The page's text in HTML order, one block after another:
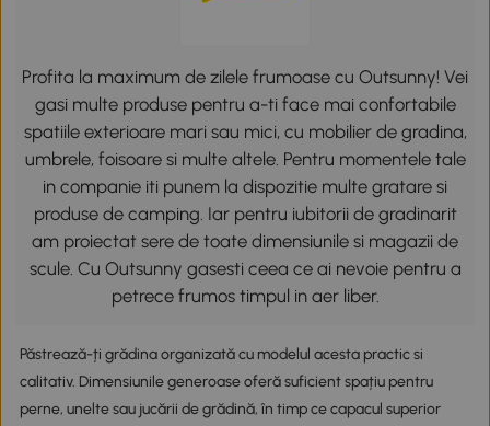
Profita la maximum de zilele frumoase cu Outsunny! Vei
gasi multe produse pentru a-ti face mai confortabile
spatiile exterioare mari sau mici, cu mobilier de gradina,
umbrele, foisoare si multe altele. Pentru momentele tale
in companie iti punem la dispozitie multe gratare si
produse de camping. Iar pentru iubitorii de gradinarit
am proiectat sere de toate dimensiunile si magazii de
scule. Cu Outsunny gasesti ceea ce ai nevoie pentru a
petrece frumos timpul in aer liber.
Păstrează-ți grădina organizată cu modelul acesta practic si
calitativ. Dimensiunile generoase oferă suficient spațiu pentru
perne, unelte sau jucării de grădină, în timp ce capacul superior